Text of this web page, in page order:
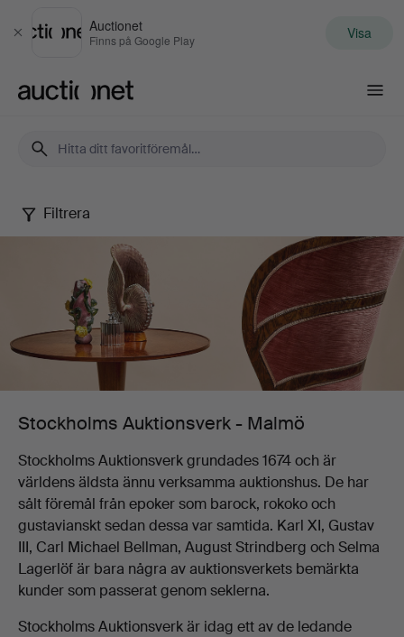
Stäng
Auctionet
Finns på Google Play Visa
Stockholms
Auktionsverk
Malmö
Filtrera
Stockholms Auktionsverk - Malmö
Stockholms Auktionsverk grundades 1674 och är
världens äldsta ännu verksamma auktionshus. De har
sålt föremål från epoker som barock, rokoko och
gustavianskt sedan dessa var samtida. Karl XI, Gustav
III, Carl Michael Bellman, August Strindberg och Selma
Lagerlöf är bara några av auktionsverkets bemärkta
kunder som passerat genom seklerna.
Stockholms Auktionsverk är idag ett av de ledande